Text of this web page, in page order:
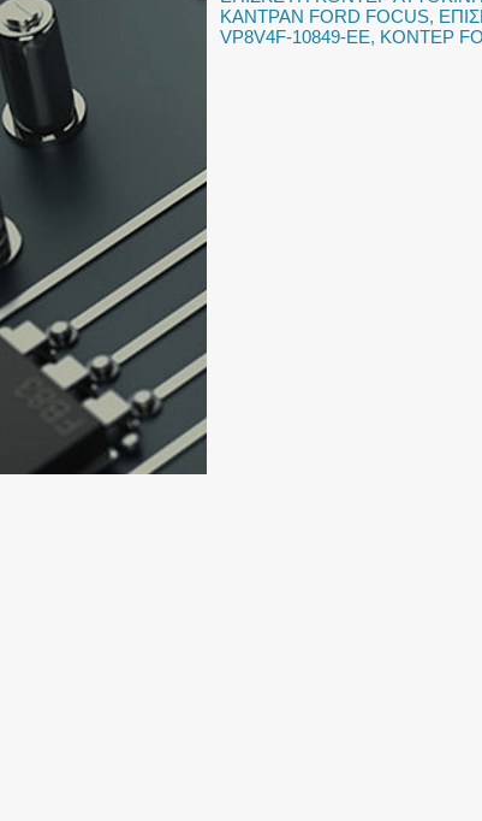
ΚΑΝΤΡΑΝ FORD FOCUS,
VP8V4F-10849-EE, ΚΟΝΤΕΡ